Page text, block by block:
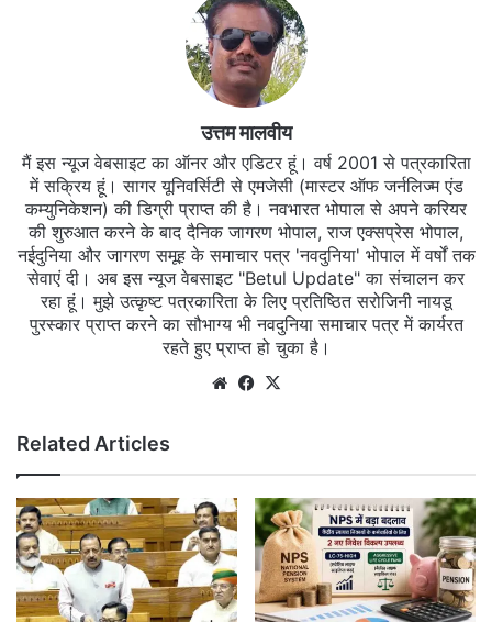
उत्तम मालवीय
मैं इस न्यूज वेबसाइट का ऑनर और एडिटर हूं। वर्ष 2001 से पत्रकारिता
में सक्रिय हूं। सागर यूनिवर्सिटी से एमजेसी (मास्टर ऑफ जर्नलिज्म एंड
कम्युनिकेशन) की डिग्री प्राप्त की है। नवभारत भोपाल से अपने करियर
की शुरुआत करने के बाद दैनिक जागरण भोपाल, राज एक्सप्रेस भोपाल,
नईदुनिया और जागरण समूह के समाचार पत्र 'नवदुनिया' भोपाल में वर्षों तक
सेवाएं दी। अब इस न्यूज वेबसाइट "Betul Update" का संचालन कर
रहा हूं। मुझे उत्कृष्ट पत्रकारिता के लिए प्रतिष्ठित सरोजिनी नायडू
पुरस्कार प्राप्त करने का सौभाग्य भी नवदुनिया समाचार पत्र में कार्यरत
रहते हुए प्राप्त हो चुका है।
WebsiteFacebook
Related Articles